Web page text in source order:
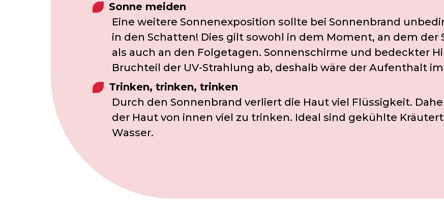
Sonne meiden
Eine weitere Sonnenexposition sollte bei Sonnenbrand
in den Schatten! Dies gilt sowohl in dem Moment, an dem
als auch an den Folgetagen. Sonnenschirme und bedeckter
Bruchteil der UV-Strahlung ab, deshalb wäre der Aufenthalt
Trinken, trinken, trinken
Durch den Sonnenbrand verliert die Haut viel Flüssigkeit.
der Haut von innen viel zu trinken. Ideal sind gekühlte
Wasser.